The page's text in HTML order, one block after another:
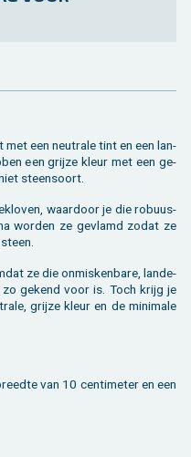
een neu­tra­le tint en een lan­
een grij­ze kleur met een ge­
steen­soort.
waar­door je die ro­buus­
wor­den ze ge­vlamd zodat ze
ze die on­mis­ken­ba­re, lan­de­
ge­kend voor is. Toch krijg je
grij­ze kleur en de mi­ni­ma­le
van 10 cen­ti­me­ter en een